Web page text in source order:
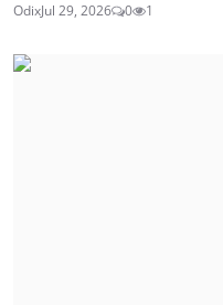
OdixJul 29, 2026 0 1